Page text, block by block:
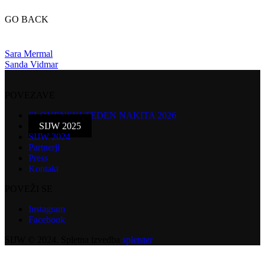
GO BACK
Sara Mermal
Sanda Vidmar
SLOVENSKI TEDEN NAKITA 2026
SIJW 2025
SIJW 2024
Partnerji
Press
Kontakt
Instagram
Facebook
spletster